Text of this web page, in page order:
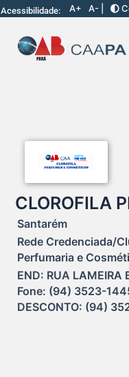
Acessibilidade: A+ A- |
CLOROFILA
Santarém
Rede Credenciada/
Perfumaria e
END: RUA LAMEIRA
Fone: (94) 3523-
DESCONTO: (94)